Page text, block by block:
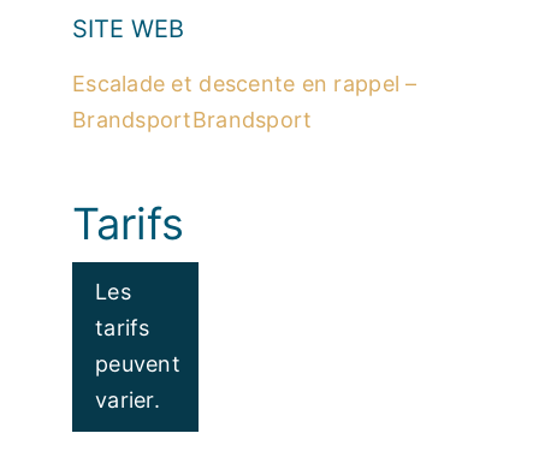
SITE WEB
Escalade et descente en rappel –
BrandsportBrandsport
Tarifs
Les
tarifs
peuvent
varier.